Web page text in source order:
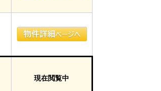
現在閲覧中